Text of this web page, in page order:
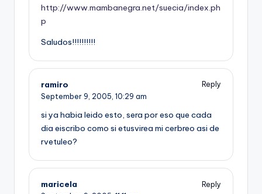
http://www.mambanegra.net/suecia/index.ph
p
Saludos!!!!!!!!!!
ramiro
Reply
September 9, 2005, 10:29 am
si ya habia leido esto, sera por eso que cada
dia eiscribo como si etusvirea mi cerbreo asi de
rvetuleo?
maricela
Reply